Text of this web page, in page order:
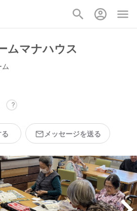
ムマナハウス
メッセージを送る